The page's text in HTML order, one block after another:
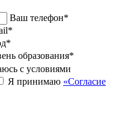
Ваш телефон*
*
*
образования*
с условиями
Я принимаю «Согласие